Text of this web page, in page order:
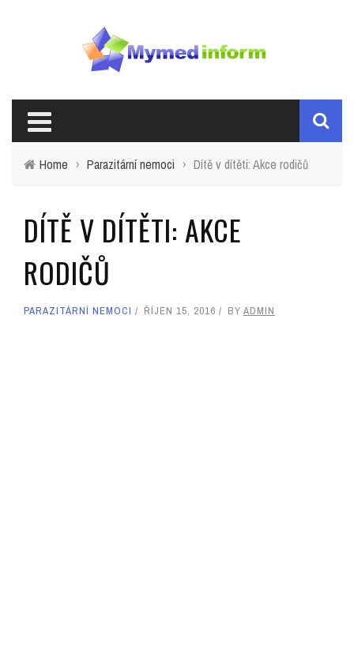
Home › Parazitární nemoci › Dítě v dítěti: Akce rodičů
DÍTĚ V DÍTĚTI: AKCE
RODIČŮ
PARAZITÁRNÍ NEMOCI ŘÍJEN 15, 2016 BY ADMIN